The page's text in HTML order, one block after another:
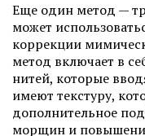
Еще один метод —
может
коррекции
метод включает в
нитей, которые
имеют текстуру,
дополнительное
морщин и